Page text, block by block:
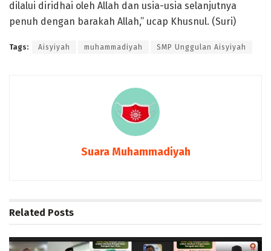
dilalui diridhai oleh Allah dan usia-usia selanjutnya
penuh dengan barakah Allah,” ucap Khusnul. (Suri)
Tags: Aisyiyah muhammadiyah SMP Unggulan Aisyiyah
Suara Muhammadiyah
Related Posts